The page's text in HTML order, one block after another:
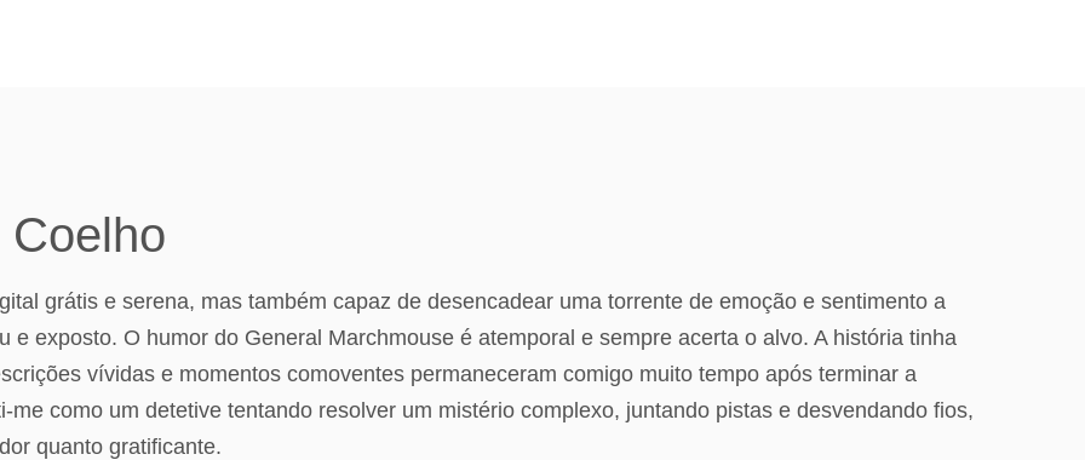
Coelho
grátis e serena, mas também capaz de desencadear uma torrente de emoção e sentimento a
e exposto. O humor do General Marchmouse é atemporal e sempre acerta o alvo. A história tinha
vívidas e momentos comoventes permaneceram comigo muito tempo após terminar a
me como um detetive tentando resolver um mistério complexo, juntando pistas e desvendando fios,
quanto gratificante.